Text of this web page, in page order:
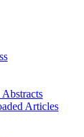
Articles